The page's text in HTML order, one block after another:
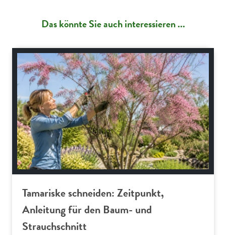
Das könnte Sie auch interessieren ...
Gartenpraxis
Tamariske schneiden: Zeitpunkt,
Anleitung für den Baum- und
Strauchschnitt